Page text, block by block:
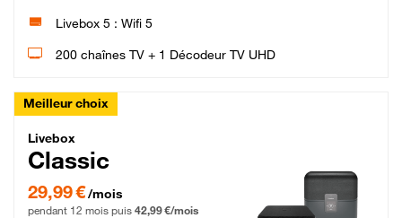
Livebox 5 : Wifi 5
200 chaînes TV + 1 Décodeur TV UHD
Meilleur choix
Livebox Classic Fibre
Livebox
Classic
29,99 € par mois pendant 12 mois puis 42,99 € par mois, Engagement 12 mois
29,99 €/mois
pendant 12 mois puis 42,99 €/mois